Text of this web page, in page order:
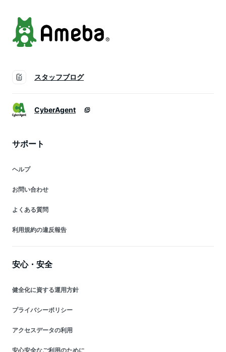
スタッフブログ
CyberAgent
サポート
ヘルプ
お問い合わせ
よくある質問
利用規約の違反報告
安心・安全
健全化に資する運用方針
プライバシーポリシー
アクセスデータの利用
安心安全なご利用のために